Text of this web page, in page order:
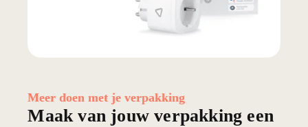
Meer doen met je verpakking
Maak van jouw verpakking een